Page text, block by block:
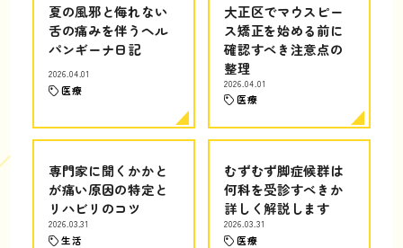
夏の風邪と侮れない
舌の痛みを伴うヘル
パンギーナ日記
2026.04.01
医療
大正区でマウスピー
ス矯正を始める前に
確認すべき注意点の
整理
2026.04.01
医療
専門家に聞くかかと
が痛い原因の特定と
リハビリのコツ
2026.03.31
生活
むずむず脚症候群は
何科を受診すべきか
詳しく解説します
2026.03.31
医療